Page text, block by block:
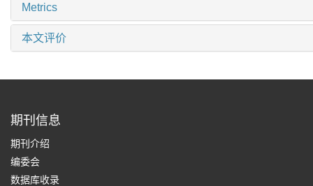
Metrics
本文评价
期刊信息
期刊介绍
编委会
数据库收录